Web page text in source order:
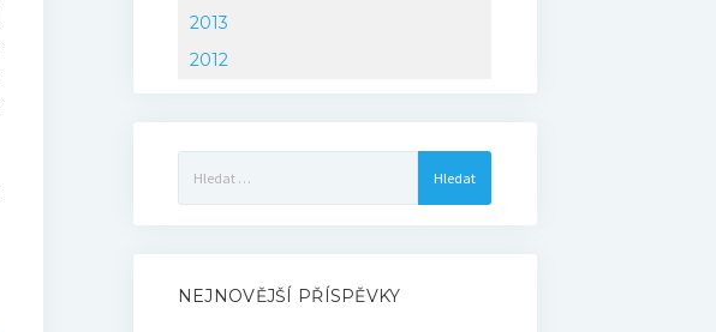
2013
2012
NEJNOVĚJŠÍ PŘÍSPĚVKY